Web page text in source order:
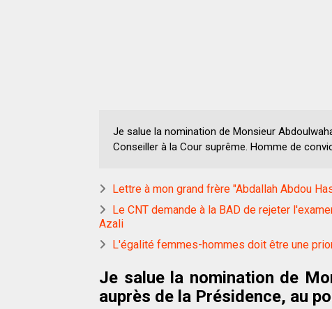
Je salue la nomination de Monsieur
Conseiller à la Cour suprême. Homme de
Lettre à mon grand frère "Abdallah Abdou
Le CNT demande à la BAD de rejeter
Azali
L'égalité femmes-hommes doit être une
Je salue la nomination de
auprès de la Présidence, au